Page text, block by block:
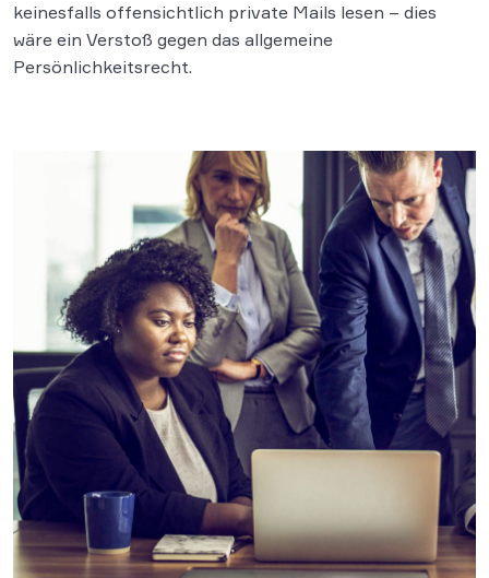
keinesfalls offensichtlich private Mails lesen – dies
wäre ein Verstoß gegen das allgemeine
Persönlichkeitsrecht.